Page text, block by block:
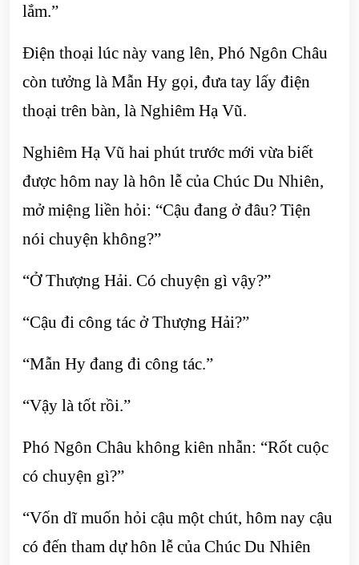
lắm.”
Điện thoại lúc này vang lên, Phó Ngôn Châu
còn tưởng là Mẫn Hy gọi, đưa tay lấy điện
thoại trên bàn, là Nghiêm Hạ Vũ.
Nghiêm Hạ Vũ hai phút trước mới vừa biết
được hôm nay là hôn lễ của Chúc Du Nhiên,
mở miệng liền hỏi: “Cậu đang ở đâu? Tiện
nói chuyện không?”
“Ở Thượng Hải. Có chuyện gì vậy?”
“Cậu đi công tác ở Thượng Hải?”
“Mẫn Hy đang đi công tác.”
“Vậy là tốt rồi.”
Phó Ngôn Châu không kiên nhẫn: “Rốt cuộc
có chuyện gì?”
“Vốn dĩ muốn hỏi cậu một chút, hôm nay cậu
có đến tham dự hôn lễ của Chúc Du Nhiên